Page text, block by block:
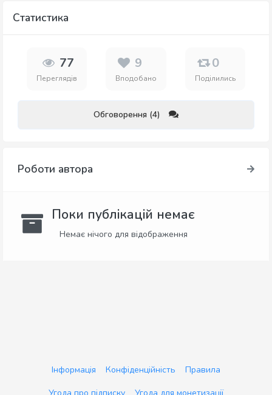
Статистика
77
Переглядів
9
Вподобано
0
Поділились
Обговорення (4)
Роботи автора
Поки публікацій немає
Немає нічого для відображення
Інформація Конфіденційність
Правила